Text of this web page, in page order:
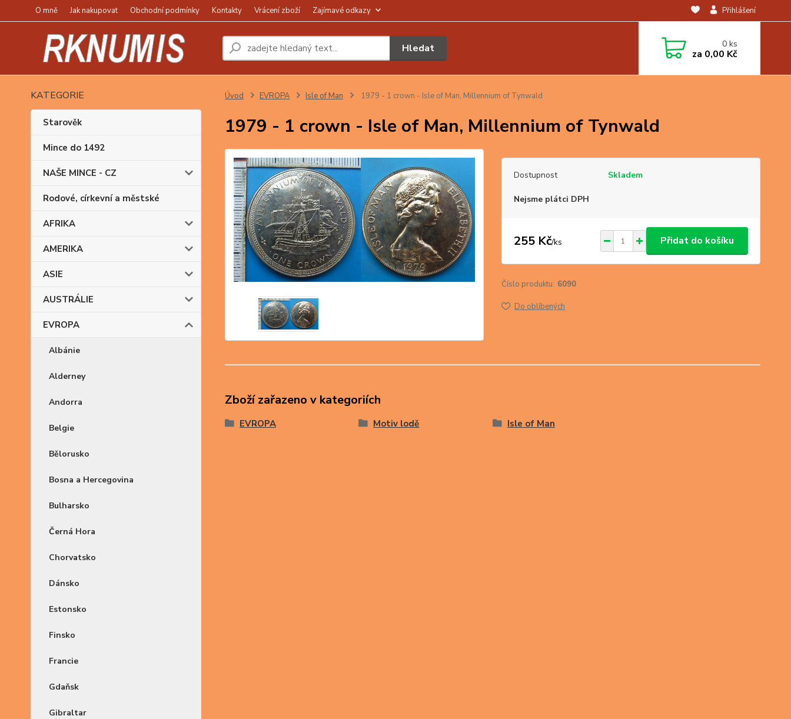
O mně Jak nakupovat Obchodní podmínky Kontakty Vrácení zboží Zajímavé odkazy Přihlášení
Hledat 0ks
za 0,00 Kč
KATEGORIE
Starověk
Mince do 1492
NAŠE MINCE - CZ
Rodové, církevní a městské
AFRIKA
AMERIKA
ASIE
AUSTRÁLIE
EVROPA
Albánie
Alderney
Andorra
Belgie
Bělorusko
Bosna a Hercegovina
Bulharsko
Černá Hora
Chorvatsko
Dánsko
Estonsko
Finsko
Francie
Gdaňsk
Gibraltar
Úvod EVROPA Isle of Man 1979 - 1 crown - Isle of Man, Millennium of Tynwald
1979 - 1 crown - Isle of Man, Millennium of Tynwald
Dostupnost Skladem
Nejsme plátci DPH
255 Kč/ks Přidat do košíku
Číslo produktu: 6090
Do oblíbených
Zboží zařazeno v kategoriích
EVROPA Motiv lodě Isle of Man